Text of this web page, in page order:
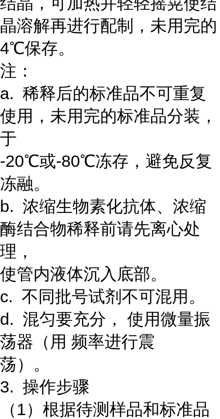
晶溶解再进行配制，未用完的
4℃保存。
注：
a. 稀释后的标准品不可重复
使用，未用完的标准品分装，
于
-20℃或-80℃冻存，避免反复
冻融。
b. 浓缩生物素化抗体、浓缩
酶结合物稀释前请先离心处
理，
使管内液体沉入底部。
c. 不同批号试剂不可混用。
d. 混匀要充分， 使用微量振
荡器（用 频率进行震
荡）。
3. 操作步骤
（1）根据待测样品和标准品